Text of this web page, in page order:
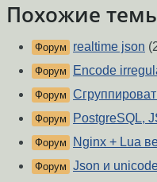
Похожие
Форум realtime json
Форум Encode
Форум
Форум PostgreSQL,
Форум Nginx + Lua
Форум Json и